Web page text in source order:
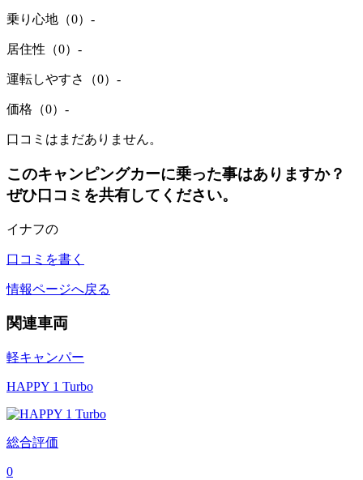
乗り心地（0） -
居住性（0） -
運転しやすさ（0） -
価格（0） -
口コミはまだありません。
このキャンピングカーに乗った事はありますか？
ぜひ口コミを共有してください。
イナフの
口コミを書く
情報ページへ戻る
関連車両
軽キャンパー
HAPPY 1 Turbo
総合評価
0